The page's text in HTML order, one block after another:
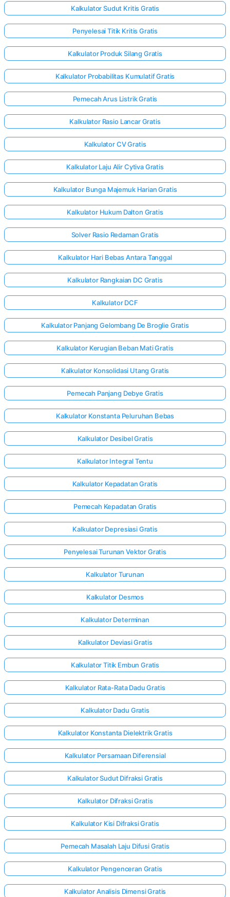
Masuk
di sini!
Kalkulator Sudut Kritis Gratis
Penyelesai Titik Kritis Gratis
Kalkulator Produk Silang Gratis
Kalkulator Probabilitas Kumulatif Gratis
Pemecah Arus Listrik Gratis
Kalkulator Rasio Lancar Gratis
Kalkulator CV Gratis
Kalkulator Laju Alir Cytiva Gratis
Kalkulator Bunga Majemuk Harian Gratis
Kalkulator Hukum Dalton Gratis
Solver Rasio Redaman Gratis
Kalkulator Hari Bebas Antara Tanggal
Kalkulator Rangkaian DC Gratis
Kalkulator DCF
Kalkulator Panjang Gelombang De Broglie Gratis
Kalkulator Kerugian Beban Mati Gratis
Kalkulator Konsolidasi Utang Gratis
Pemecah Panjang Debye Gratis
Kalkulator Konstanta Peluruhan Bebas
Kalkulator Desibel Gratis
Kalkulator Integral Tentu
Kalkulator Kepadatan Gratis
Pemecah Kepadatan Gratis
Kalkulator Depresiasi Gratis
Penyelesai Turunan Vektor Gratis
Kalkulator Turunan
Kalkulator Desmos
Kalkulator Determinan
Kalkulator Deviasi Gratis
Kalkulator Titik Embun Gratis
Kalkulator Rata-Rata Dadu Gratis
Kalkulator Dadu Gratis
Kalkulator Konstanta Dielektrik Gratis
Kalkulator Persamaan Diferensial
Kalkulator Sudut Difraksi Gratis
Kalkulator Difraksi Gratis
Kalkulator Kisi Difraksi Gratis
Pemecah Masalah Laju Difusi Gratis
Kalkulator Pengenceran Gratis
Kalkulator Analisis Dimensi Gratis